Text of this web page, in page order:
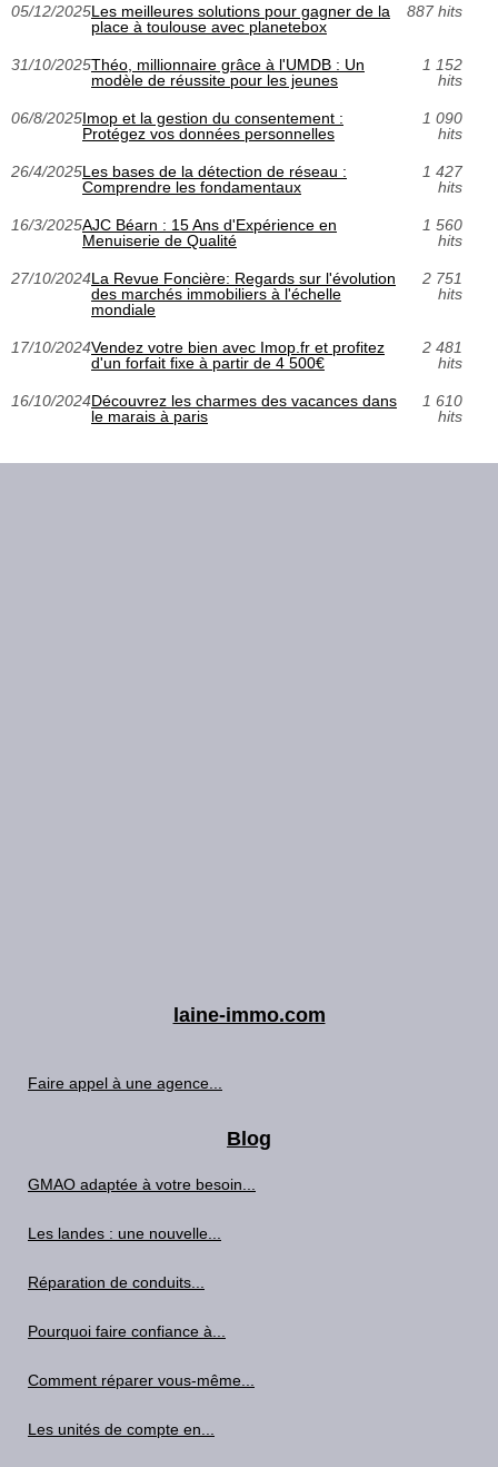
05/12/2025Les meilleures solutions pour gagner de la
place à toulouse avec planetebox
887 hits
31/10/2025Théo, millionnaire grâce à l'UMDB : Un
modèle de réussite pour les jeunes
1 152
hits
06/8/2025Imop et la gestion du consentement :
Protégez vos données personnelles
1 090
hits
26/4/2025Les bases de la détection de réseau :
Comprendre les fondamentaux
1 427
hits
16/3/2025AJC Béarn : 15 Ans d'Expérience en
Menuiserie de Qualité
1 560
hits
27/10/2024La Revue Foncière: Regards sur l'évolution
des marchés immobiliers à l'échelle
mondiale
2 751
hits
17/10/2024Vendez votre bien avec Imop.fr et profitez
d'un forfait fixe à partir de 4 500€
2 481
hits
16/10/2024Découvrez les charmes des vacances dans
le marais à paris
1 610
hits
laine-immo.com
Faire appel à une agence...
Blog
GMAO adaptée à votre besoin...
Les landes : une nouvelle...
Réparation de conduits...
Pourquoi faire confiance à...
Comment réparer vous-même...
Les unités de compte en...